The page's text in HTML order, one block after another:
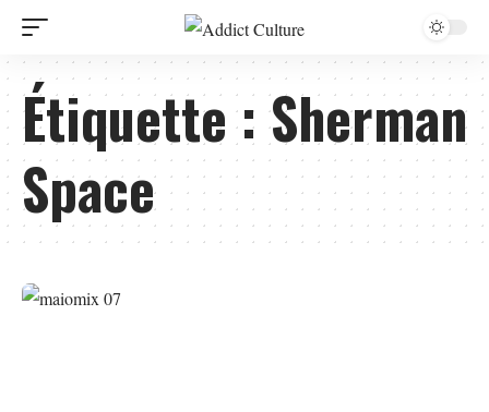
Étiquette :Sherman
Space